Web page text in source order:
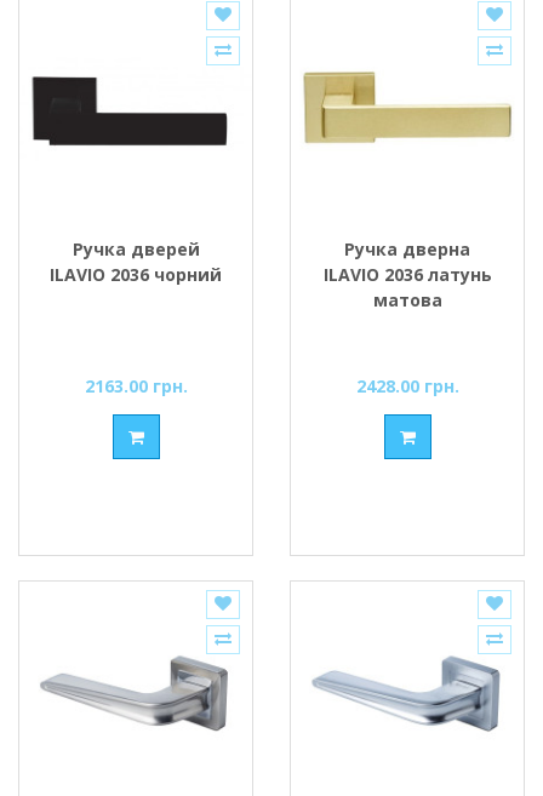
Ручка дверей
ILAVIO 2036 чорний
2163.00 грн.
Ручка дверна
ILAVIO 2036 латунь
матова
2428.00 грн.